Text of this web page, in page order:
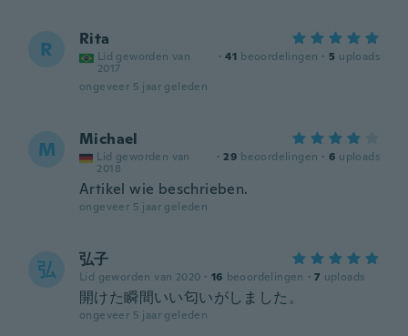
R Rita
Lid geworden van
2017
· 41 beoordelingen · 5 uploads
ongeveer 5 jaar geleden
M Michael
Lid geworden van
2018
· 29 beoordelingen · 6 uploads
Artikel wie beschrieben.
ongeveer 5 jaar geleden
弘 弘子
Lid geworden van 2020 · 16 beoordelingen · 7 uploads
開けた瞬間いい匂いがしました。
ongeveer 5 jaar geleden